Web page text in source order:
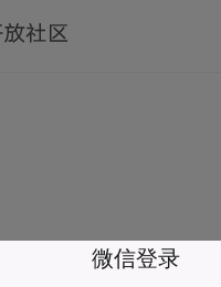
微信登录